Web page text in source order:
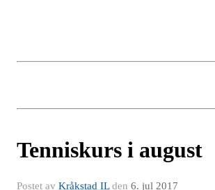
Tenniskurs i august
Postet av Kråkstad ILden 6. jul 2017